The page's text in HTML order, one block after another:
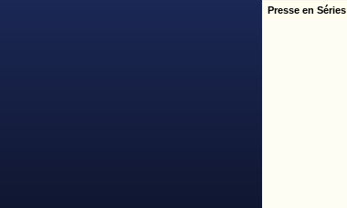
Presse en Séries